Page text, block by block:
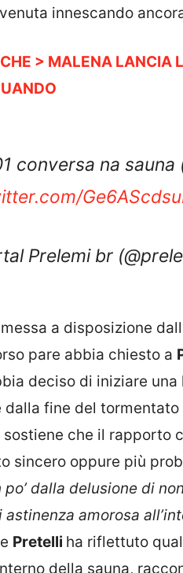
innescando
> MALENA LANCIA
conversa na sauna
Prelemi br
messa a disposizione
pare abbia chiesto a
deciso di iniziare
dalla fine del
che il rapporto
sincero oppure più
po’ dalla delusione di
astinenza amorosa
Pretelli ha riflettuto
della sauna,